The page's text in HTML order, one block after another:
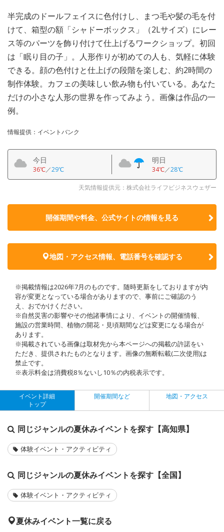
半完成のドールフェイスに色付けし、まつ毛や髪の毛を付
けて、箱型の額「シャドーボックス」（2Lサイズ）にレー
ス等のパーツを飾り付けて仕上げるワークショップ。初回
は「眠り目の子」。人形作りが初めての人も、気軽に体験
できる。顔の色付けと仕上げの段階を楽しむ、約2時間の
制作体験。カフェの美味しい飲み物も付いている。あなた
だけの小さな人形の世界を作ってみよう。画像は作品の一
例。
情報提供：イベントバンク
今日
36℃／29℃
明日
34℃／28℃
天気情報提供元：株式会社ライフビジネスウェザー
開催期間や料金、公式サイトの情報を見る
地図・アクセス情報、電話番号を確認する
※掲載情報は2026年7月のものです。随時更新をしておりますが内
容が変更となっている場合がありますので、事前にご確認のう
え、おでかけください。
※自然災害の影響やその他諸事情により、イベントの開催情報、
施設の営業時間、植物の開花・見頃期間などは変更になる場合が
あります。
※掲載されている画像は取材先から本ページへの掲載の許諾をい
ただき、提供されたものとなります。画像の無断転載(二次使用)は
禁止です。
※表示料金は消費税8％ないし10％の内税表示です。
イベント詳細
トップ
開催期間など 地図・アクセス
同じジャンルの夏休みイベントを探す【高知県】
体験イベント・アクティビティ
同じジャンルの夏休みイベントを探す【全国】
体験イベント・アクティビティ
夏休みイベント一覧に戻る